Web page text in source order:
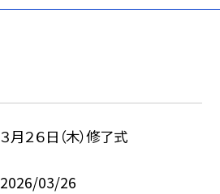
３月２６日（木）修了式
2026/03/26